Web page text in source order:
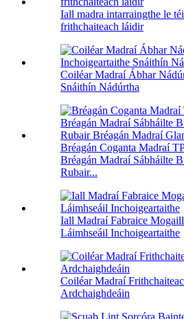
Iall madra intarraingthe le
frithchaiteach láidir
Coiléar Madraí Ábhar
Snáithín Nádúrtha
Bréagán Coganta Madraí
Bréagán Madraí Sábháilte
Rubair...
Iall Madraí Fabraice
Láimhseáil Inchoigeartaithe
Coiléar Madraí
Ardchaighdeáin